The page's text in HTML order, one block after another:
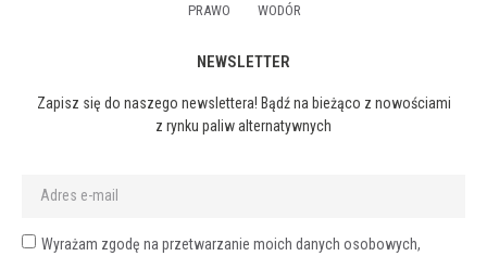
PRAWO
WODÓR
NEWSLETTER
Zapisz się do naszego newslettera! Bądź na bieżąco z nowościami
z rynku paliw alternatywnych
Wyrażam zgodę na przetwarzanie moich danych osobowych,